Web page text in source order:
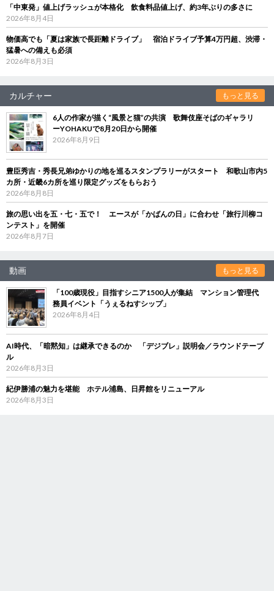
「中東発」値上げラッシュが本格化 飲食料品値上げ、約3年ぶりの多さに
2026年8月4日
物価高でも「夏は家族で長距離ドライブ」 宿泊ドライブ予算4万円超、渋滞・
猛暑への備えも必須
2026年8月3日
カルチャー もっと見る
6人の作家が描く“風景と猫”の共演 歌舞伎座そばのギャラリ
ーYOHAKUで8月20日から開催
2026年8月9日
豊臣秀吉・秀長兄弟ゆかりの地を巡るスタンプラリーがスタート 和歌山市内5
カ所・近畿6カ所を巡り限定グッズをもらおう
2026年8月8日
旅の思い出を五・七・五で！ エースが「かばんの日」に合わせ「旅行川柳コ
ンテスト」を開催
2026年8月7日
動画 もっと見る
「100歳現役」目指すシニア1500人が集結 マンション管理代
務員イベント「うぇるねすシップ」
2026年8月4日
AI時代、「暗黙知」は継承できるのか 「デジブレ」説明会／ラウンドテーブ
ル
2026年8月3日
紀伊勝浦の魅力を堪能 ホテル浦島、日昇館をリニューアル
2026年8月3日